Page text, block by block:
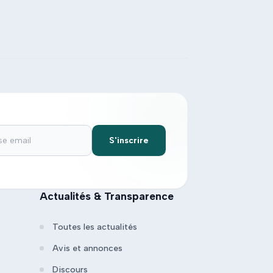
S'inscrire
Actualités & Transparence
Toutes les actualités
Avis et annonces
Discours